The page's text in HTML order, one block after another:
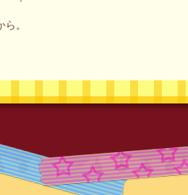
。